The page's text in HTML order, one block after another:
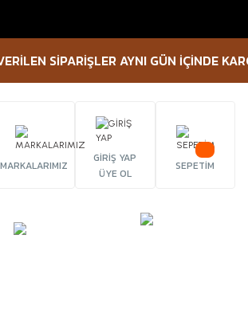
SİPARİŞLER AYNI GÜN İÇİNDE KARGOYA
MARKALARIMIZ
GİRİŞ YAP
ÜYE OL
SEPETİM